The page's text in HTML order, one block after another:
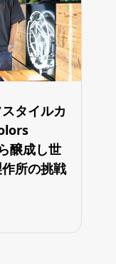
タイルカ
醸成し世
所の挑戦